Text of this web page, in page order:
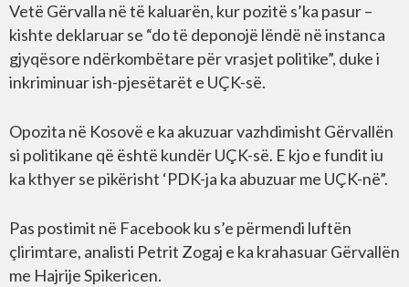
Vetë Gërvalla në të kaluarën, kur pozitë s’ka pasur –
kishte deklaruar se “do të deponojë lëndë në instanca
gjyqësore ndërkombëtare për vrasjet politike”, duke i
inkriminuar ish-pjesëtarët e UÇK-së.
Opozita në Kosovë e ka akuzuar vazhdimisht Gërvallën
si politikane që është kundër UÇK-së. E kjo e fundit iu
ka kthyer se pikërisht ‘PDK-ja ka abuzuar me UÇK-në”.
Pas postimit në Facebook ku s’e përmendi luftën
çlirimtare, analisti Petrit Zogaj e ka krahasuar Gërvallën
me Hajrije Spikericen.